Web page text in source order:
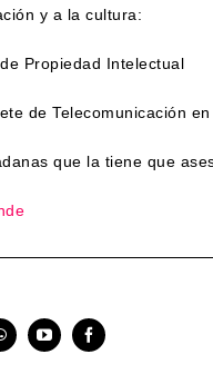
y a la cultura:
Propiedad Intelectual
de Telecomunicación
que la tiene que